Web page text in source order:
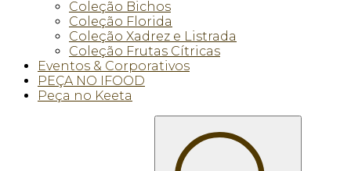
Coleção Bichos
Coleção Florida
Coleção Xadrez e Listrada
Coleção Frutas Cítricas
Eventos & Corporativos
PEÇA NO IFOOD
Peça no Keeta